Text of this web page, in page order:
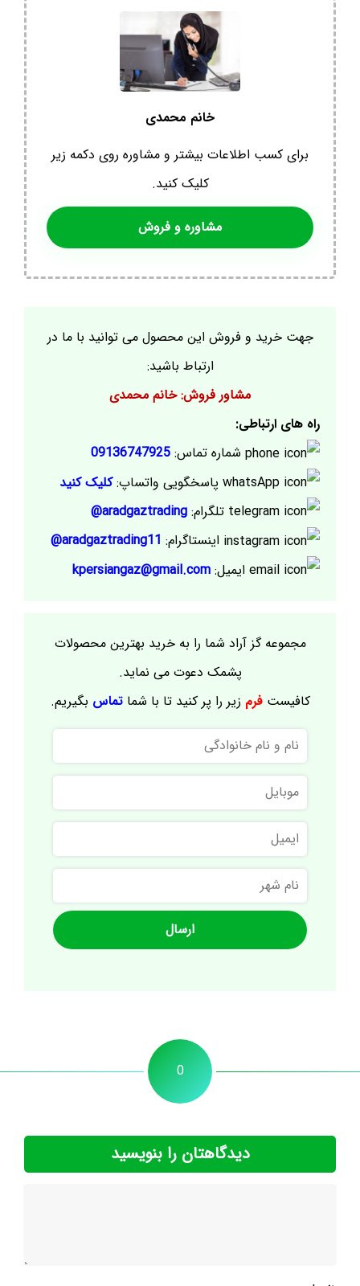
خانم محمدی
برای کسب اطلاعات بیشتر و مشاوره روی دکمه زیر
کلیک کنید.
مشاوره و فروش
جهت خرید و فروش این محصول می توانید با ما در
ارتباط باشید:
مشاور فروش: خانم محمدی
راه های ارتباطی:
شماره تماس: 09136747925
پاسخگویی واتساپ:کلیک کنید
تلگرام: aradgaztrading@
اینستاگرام: aradgaztrading11@
ایمیل: kpersiangaz@gmail.com
مجموعه گز آراد شما را به خرید بهترین محصولات
پشمک دعوت می نماید.
کافیستفرم زیر را پر کنید تا با شماتماس بگیریم.
نام
و
نام
خانوادگی
موبایل
ایمیل
نام
شهر
0
دیدگاهتان را بنویسید